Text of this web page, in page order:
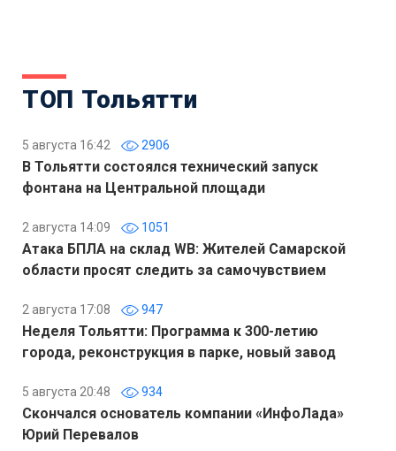
ТОП Тольятти
5 августа 16:42 2906
В Тольятти состоялся технический запуск
фонтана на Центральной площади
2 августа 14:09 1051
Атака БПЛА на склад WB: Жителей Самарской
области просят следить за самочувствием
2 августа 17:08 947
Неделя Тольятти: Программа к 300-летию
города, реконструкция в парке, новый завод
5 августа 20:48 934
Скончался основатель компании «ИнфоЛада»
Юрий Перевалов